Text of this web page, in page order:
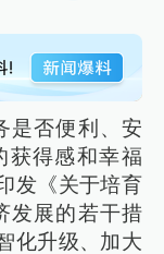
是否便利、安
获得感和幸福
发《关于培育
发展的若干措
化升级、加大